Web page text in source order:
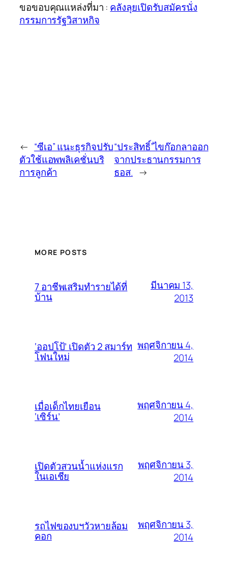
ขอขอบคุณแหล่งที่มา : คลังลุยเปิดรับสมัครนั่ง
กรรมการรัฐวิสาหกิจ
← “ซีเอ” แนะธุรกิจปรับ
ตัวใช้แอพพลิเคชั่นบริ
การลูกค้า
“ประสิทธิ์”ไขก๊อกลาออก
จากประธานกรรมการ
ธอส. →
MORE POSTS
7 อาชีพเสริมทำรายได้ที่
บ้าน
มีนาคม 13,
2013
‘ออปโป้’ เปิดตัว 2 สมาร์ท
โฟนใหม่
พฤศจิกายน 4,
2014
เมื่อเด็กไทยเยือน
‘เซิร์น’
พฤศจิกายน 4,
2014
เปิดตัวสวนน้ำแห่งแรก
ในเอเชีย
พฤศจิกายน 3,
2014
รถไฟของบฯวัวหายล้อม
คอก
พฤศจิกายน 3,
2014